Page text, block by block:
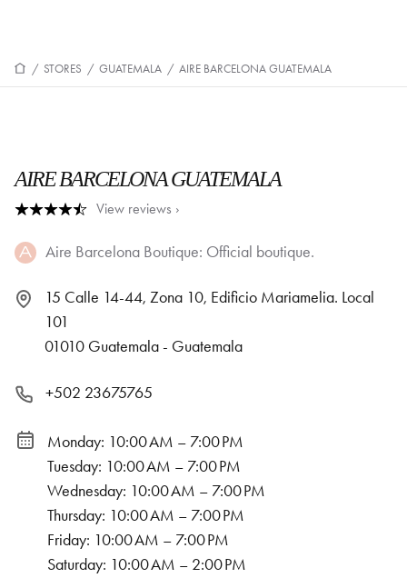
/ STORES / GUATEMALA / AIRE BARCELONA GUATEMALA
AIRE BARCELONA GUATEMALA
View reviews ›
Aire Barcelona Boutique: Official boutique.
15 Calle 14-44, Zona 10, Edificio Mariamelia. Local
101
01010 Guatemala - Guatemala
+502 23675765
Monday: 10:00 AM – 7:00 PM
Tuesday: 10:00 AM – 7:00 PM
Wednesday: 10:00 AM – 7:00 PM
Thursday: 10:00 AM – 7:00 PM
Friday: 10:00 AM – 7:00 PM
Saturday: 10:00 AM – 2:00 PM